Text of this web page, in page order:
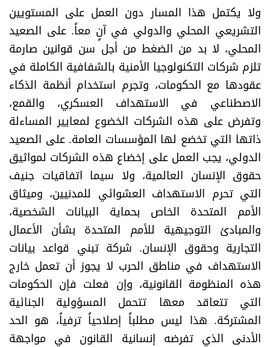
ولا يكتمل هذا المسار دون العمل على المستويين
التشريعي المحلي والدولي في آنٍ معاً. على الصعيد
المحلي، لا بد من الضغط من أجل سن قوانين صارمة
تلزم شركات التكنولوجيا الأمنية بالشفافية الكاملة في
عقودها مع الحكومات، وتجرم استخدام أنظمة الذكاء
الاصطناعي في الاستهداف العسكري، والقمع،
وتفرض على هذه الشركات الخضوع لمعايير المساءلة
ذاتها التي تخضع لها المؤسسات العامة. على الصعيد
الدولي، يجب العمل على إخضاع هذه الشركات لمواثيق
حقوق الإنسان العالمية، ولا سيما اتفاقيات جنيف
التي تحرم الاستهداف العشوائي للمدنيين، وميثاق
الأمم المتحدة الخاص بحماية البيانات الشخصية،
والمبادئ التوجيهية للأمم المتحدة بشأن الأعمال
التجارية وحقوق الإنسان. شركة تبني قواعد بيانات
الاستهداف في مناطق الحرب لا يجوز أن تعمل خارج
هذه المنظومة القانونية، وإن فعلت فإن الحكومات
التي تتعاقد معها تتحمل المسؤولية الجنائية
المشتركة. هذا ليس مطلباً إصلاحياً ترفياً، هو الحد
الأدنى الذي تفرضه إنسانية القانون في مواجهة